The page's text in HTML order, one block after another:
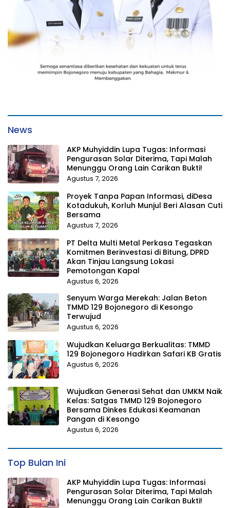
News
AKP Muhyiddin Lupa Tugas: Informasi
Pengurasan Solar Diterima, Tapi Malah
Menunggu Orang Lain Carikan Bukti!
Agustus 7, 2026
Proyek Tanpa Papan Informasi, diDesa
Kotadukuh, Korluh Munjul Beri Alasan Cuti
Bersama
Agustus 7, 2026
PT Delta Multi Metal Perkasa Tegaskan
Komitmen Berinvestasi di Bitung, DPRD
Akan Tinjau Langsung Lokasi
Pemotongan Kapal
Agustus 6, 2026
Senyum Warga Merekah: Jalan Beton
TMMD 129 Bojonegoro di Kesongo
Terwujud
Agustus 6, 2026
Wujudkan Keluarga Berkualitas: TMMD
129 Bojonegoro Hadirkan Safari KB Gratis
Agustus 6, 2026
Wujudkan Generasi Sehat dan UMKM Naik
Kelas: Satgas TMMD 129 Bojonegoro
Bersama Dinkes Edukasi Keamanan
Pangan di Kesongo
Agustus 6, 2026
Top Bulan Ini
AKP Muhyiddin Lupa Tugas: Informasi
Pengurasan Solar Diterima, Tapi Malah
Menunggu Orang Lain Carikan Bukti!